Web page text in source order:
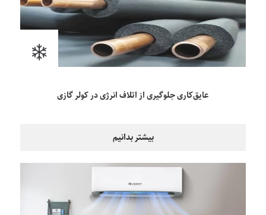
عایق‌کاری جلوگیری از اتلاف انرژی در کولر گازی
بیشتر بدانیم